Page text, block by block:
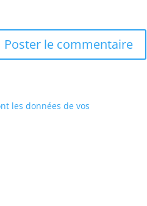
les données de vos